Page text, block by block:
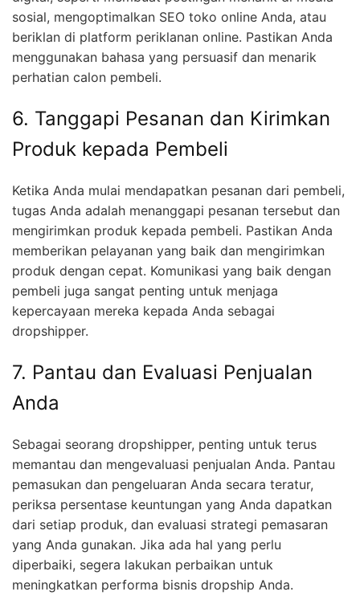
sosial, mengoptimalkan SEO toko online Anda, atau
beriklan di platform periklanan online. Pastikan Anda
menggunakan bahasa yang persuasif dan menarik
perhatian calon pembeli.
6. Tanggapi Pesanan dan Kirimkan
Produk kepada Pembeli
Ketika Anda mulai mendapatkan pesanan dari pembeli,
tugas Anda adalah menanggapi pesanan tersebut dan
mengirimkan produk kepada pembeli. Pastikan Anda
memberikan pelayanan yang baik dan mengirimkan
produk dengan cepat. Komunikasi yang baik dengan
pembeli juga sangat penting untuk menjaga
kepercayaan mereka kepada Anda sebagai
dropshipper.
7. Pantau dan Evaluasi Penjualan
Anda
Sebagai seorang dropshipper, penting untuk terus
memantau dan mengevaluasi penjualan Anda. Pantau
pemasukan dan pengeluaran Anda secara teratur,
periksa persentase keuntungan yang Anda dapatkan
dari setiap produk, dan evaluasi strategi pemasaran
yang Anda gunakan. Jika ada hal yang perlu
diperbaiki, segera lakukan perbaikan untuk
meningkatkan performa bisnis dropship Anda.